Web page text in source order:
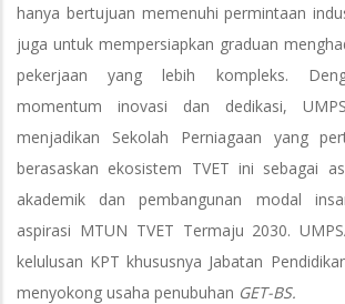
hanya bertujuan memenuhi permintaan
juga untuk mempersiapkan graduan
pekerjaan yang lebih kompleks.
momentum inovasi dan dedikasi,
menjadikan Sekolah Perniagaan yang
berasaskan ekosistem TVET ini sebagai
akademik dan pembangunan modal
aspirasi MTUN TVET Termaju 2030.
kelulusan KPT khususnya Jabatan
menyokong usaha penubuhan GET-BS.